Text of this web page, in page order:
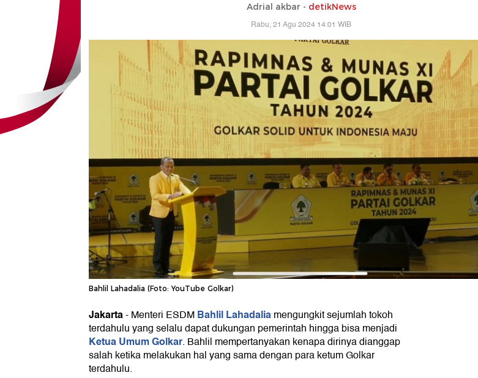
Adrial akbar - detikNews
Rabu, 21 Agu 2024 14:01 WIB
Bahlil Lahadalia (Foto: YouTube Golkar)
Jakarta-Menteri ESDMBahlil Lahadaliamengungkit sejumlah tokoh
terdahulu yang selalu dapat dukungan pemerintah hingga bisa menjadi
Ketua Umum Golkar. Bahlil mempertanyakan kenapa dirinya dianggap
salah ketika melakukan hal yang sama dengan para ketum Golkar
terdahulu.